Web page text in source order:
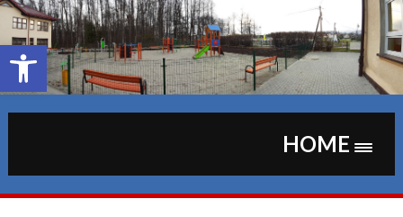
Otwórz pasek narzędzi
Skip
to
content
HOME